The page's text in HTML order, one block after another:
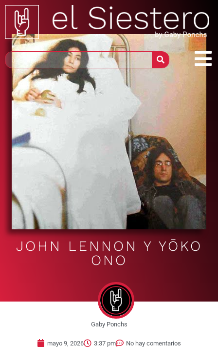
JOHN LENNON Y YŌKO
ONO
Gaby Ponchs
mayo 9, 2026 3:37 pm No hay comentarios